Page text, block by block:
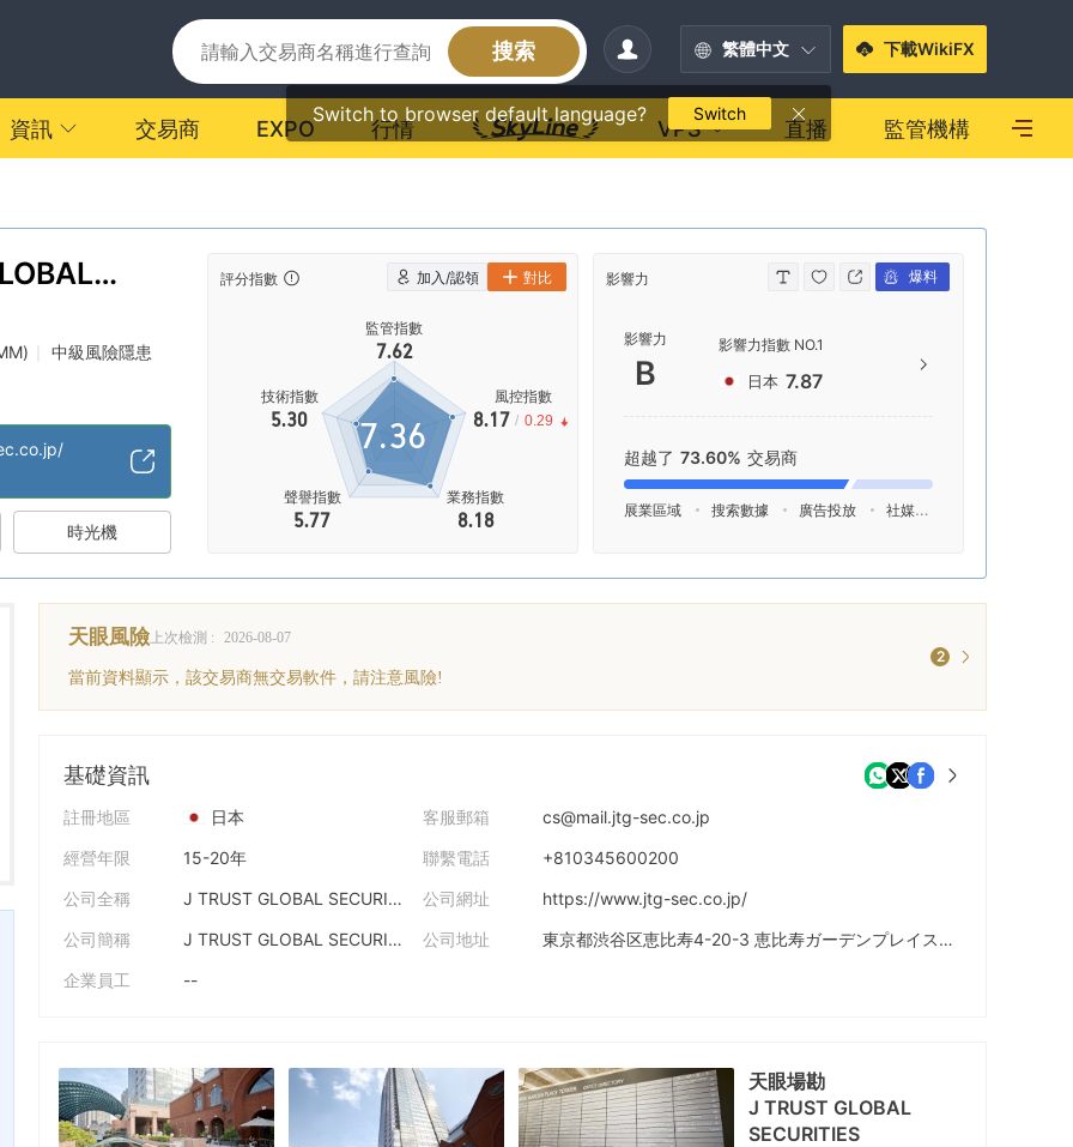
搜索 繁體中文
Switch to browser default language? Switch
下載WikiFX
資訊 交易商 EXPO 行情 VPS 直播 監管機構
中級風險隱患
時光機
評分指數
監管指數
7.62
技術指數
5.30
聲譽指數
5.77
業務指數
8.18
風控指數
8.17 / 0.29
7.36
影響力
影響力
B
影響力指數 NO.1
日本 7.87
超越了 73.60% 交易商
展業區域 搜索數據 廣告投放 社媒指數
加入/認領 對比 爆料
天眼風險 上次檢測 : 2026-08-07
當前資料顯示，該交易商無交易軟件，請注意風險!
2
基礎資訊
註冊地區
日本
經營年限
15-20年
公司全稱
J TRUST GLOBAL SECURITIES CO., LTD
公司簡稱
J TRUST GLOBAL SECURITIES
企業員工
--
客服郵箱
cs@mail.jtg-sec.co.jp
聯繫電話
+810345600200
公司網址
https://www.jtg-sec.co.jp/
公司地址
東京都渋谷区恵比寿4-20-3 恵比寿ガーデンプレイスタワー7階
天眼場勘
J TRUST GLOBAL
SECURITIES